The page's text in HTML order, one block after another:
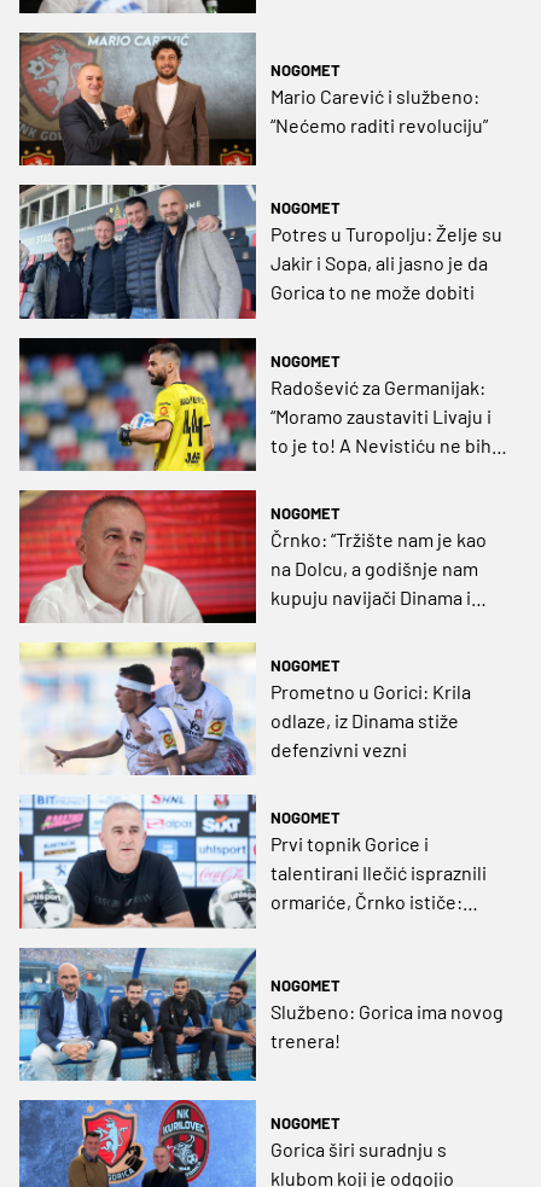
NOGOMET
Mario Carević i službeno:
“Nećemo raditi revoluciju”
NOGOMET
Potres u Turopolju: Želje su
Jakir i Sopa, ali jasno je da
Gorica to ne može dobiti
NOGOMET
Radošević za Germanijak:
“Moramo zaustaviti Livaju i
to je to! A Nevistiću ne bih
NOGOMET
Črnko: “Tržište nam je kao
na Dolcu, a godišnje nam
kupuju navijači Dinama i
NOGOMET
Prometno u Gorici: Krila
odlaze, iz Dinama stiže
defenzivni vezni
NOGOMET
Prvi topnik Gorice i
talentirani Ilečić ispraznili
ormariće, Črnko ističe:
NOGOMET
Službeno: Gorica ima novog
trenera!
NOGOMET
Gorica širi suradnju s
klubom koji je odgojio